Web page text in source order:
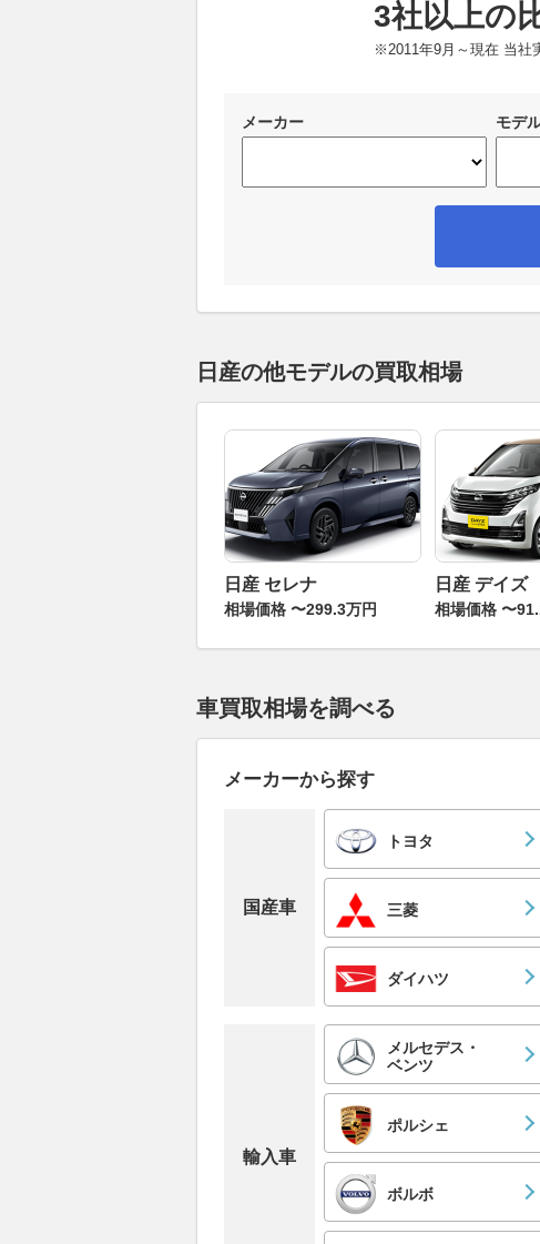
3社以上の
※2011年9月～現在 当社
メーカー モデ
日産の他モデルの買取相場
日産 セレナ
相場価格 〜299.3万円
日産 デイズ
相場価格 〜
車買取相場を調べる
メーカーから探す
国産車
トヨタ
三菱
ダイハツ
輸入車
メルセデス・
ベンツ
ポルシェ
ボルボ